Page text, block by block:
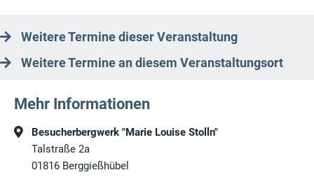
Weitere Termine dieser Veranstaltung
Weitere Termine an diesem Veranstaltungsort
Mehr Informationen
Besucherbergwerk "Marie Louise Stolln"
Talstraße 2a
01816 Berggießhübel